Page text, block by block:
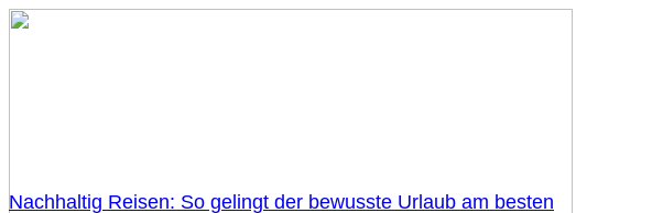
Nachhaltig Reisen: So gelingt der bewusste Urlaub am besten